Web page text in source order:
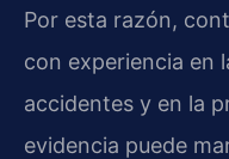
Por esta razón,
con experiencia en
accidentes y en la
evidencia puede